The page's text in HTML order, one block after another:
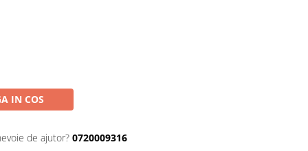
IN COS
de ajutor? 0720009316